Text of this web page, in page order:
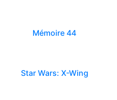
Mémoire 44
Star Wars: X-Wing